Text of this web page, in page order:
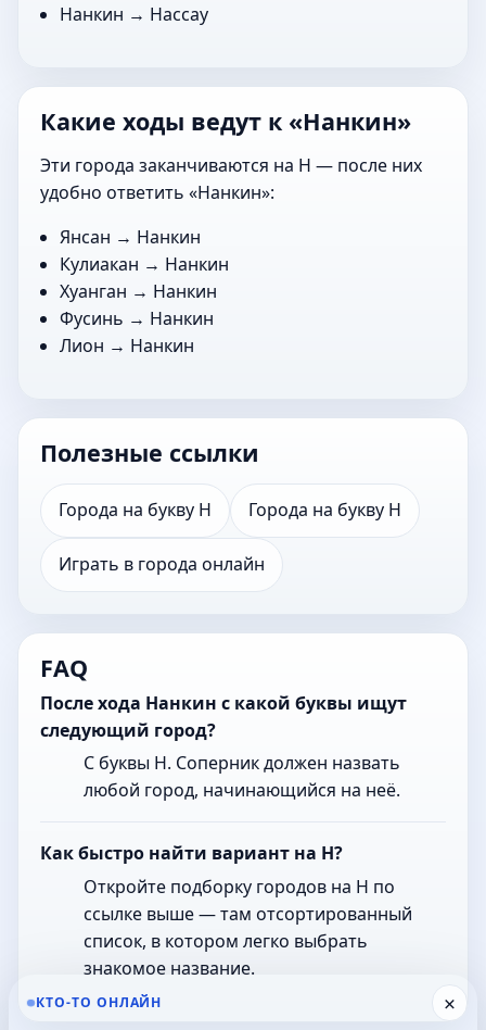
Нанкин → Нассау
Какие ходы ведут к «Нанкин»
Эти города заканчиваются на Н — после них
удобно ответить «Нанкин»:
Янсан → Нанкин
Кулиакан → Нанкин
Хуанган → Нанкин
Фусинь → Нанкин
Лион → Нанкин
Полезные ссылки
Города на букву Н Города на букву Н
Играть в города онлайн
FAQ
После хода Нанкин с какой буквы ищут
следующий город?
С буквы Н. Соперник должен назвать
любой город, начинающийся на неё.
Как быстро найти вариант на Н?
Откройте подборку городов на Н по
ссылке выше — там отсортированный
список, в котором легко выбрать
знакомое название.
×
КТО-ТО ОНЛАЙН